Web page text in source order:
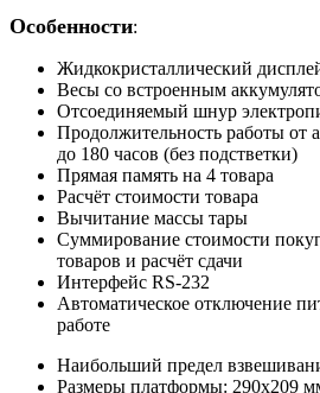
Особенности:
Жидкокристаллический
Весы со встроенным
Отсоединяемый шнур
Продолжительность работы от
до 180 часов (без подстветки)
Прямая память на 4 товара
Расчёт стоимости товара
Вычитание массы тары
Суммирование стоимости
товаров и расчёт сдачи
Интерфейс RS-232
Автоматическое отключение
работе
Наибольший предел
Размеры платформы: 290х209